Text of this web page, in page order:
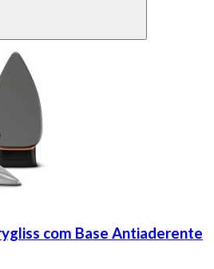
com Base Antiaderente